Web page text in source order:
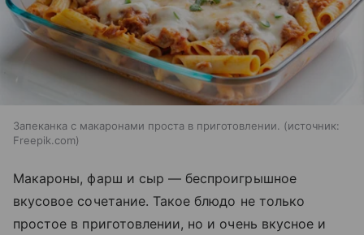
Запеканка с макаронами проста в приготовлении.
источник:
Freepik.com
Макароны, фарш и сыр — беспроигрышное
вкусовое сочетание. Такое блюдо не только
простое в приготовлении, но и очень вкусное и